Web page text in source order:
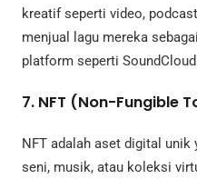
kreatif seperti video,
menjual lagu mereka
platform seperti
7. NFT (Non-Fungible
NFT adalah aset digital unik
seni, musik, atau koleksi